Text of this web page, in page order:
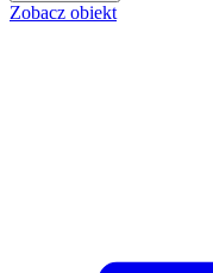
Zobacz obiekt